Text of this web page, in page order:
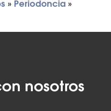
» Periodoncia»
nosotros